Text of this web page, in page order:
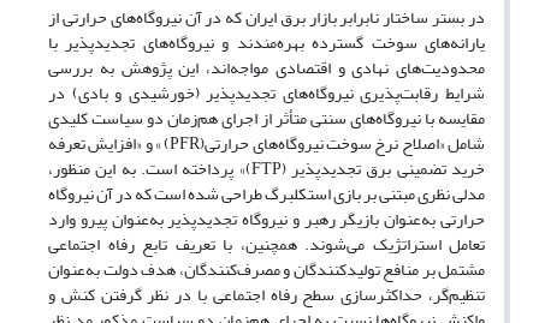
در بستر ساختار نابرابر بازار برق ایران که در آن نیروگاه‌های حرارتی از
یارانه‌های سوخت گسترده بهره‌مندند و نیروگاه‌های تجدیدپذیر با
محدودیت‌های نهادی و اقتصادی مواجه‌اند، این پژوهش به بررسی
شرایط رقابت‌پذیری نیروگاه‌های تجدیدپذیر (خورشیدی و بادی) در
مقایسه با نیروگاه‌های سنتی متأثر از اجرای هم‌زمان دو سیاست کلیدی
شامل «اصلاح نرخ سوخت نیروگاه‌های حرارتی(PFR) » و «افزایش تعرفه
خرید تضمینی برق تجدیدپذیر (FTP)» پرداخته است. به این منظور،
مدلی نظری مبتنی بر بازی استکلبرگ طراحی شده است که در آن نیروگاه
حرارتی به‌عنوان بازیگر رهبر و نیروگاه تجدیدپذیر به‌عنوان پیرو وارد
تعامل استراتژیک می‌شوند. همچنین، با تعریف تابع رفاه اجتماعی
مشتمل بر منافع تولیدکنندگان و مصرف‌کنندگان، هدف دولت به‌عنوان
تنظیم‌گر، حداکثرسازی سطح رفاه اجتماعی با در نظر گرفتن کنش و